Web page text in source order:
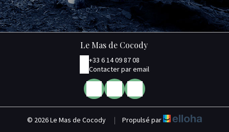
Le Mas de Cocody
+33 6 14 09 87 08
Contacter par email
© 2026 Le Mas de Cocody | Propulsé par